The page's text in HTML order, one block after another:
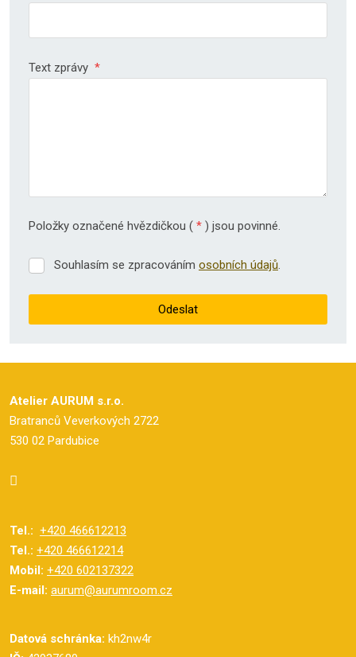
Text zprávy *
Položky označené hvězdičkou ( * ) jsou povinné.
Souhlasím
zpracováním
Souhlasím se zpracováním osobních údajů.
Odeslat
se
odeslat.
Atelier AURUM s.r.o.
Bratranců Veverkových 2722
530 02 Pardubice
Tel.: +420 466612213
Tel.: +420 466612214
Mobil: +420 602137322
E-mail: aurum@aurumroom.cz
Datová schránka: kh2nw4r